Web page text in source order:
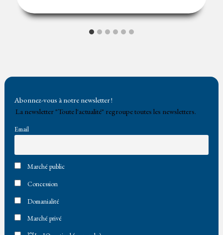
Abonnez-vous à notre newsletter !
La newsletter "Toute l'actualité" regroupe toutes les newsletters.
Email
Marché public
Concession
Domanialité
Marché privé